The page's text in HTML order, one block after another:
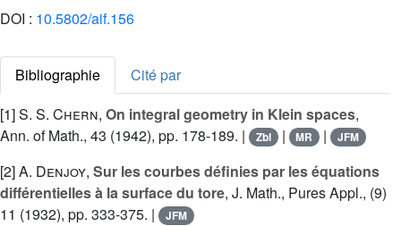
DOI : 10.5802/aif.156
Bibliographie
Cité par
[1]S. S. Chern, On integral geometry in Klein spaces,
Ann. of Math., 43 (1942), pp. 178-189. |
Zbl | MR | JFM
[2]A. Denjoy, Sur les courbes définies par les équations
différentielles à la surface du tore, J. Math., Pures Appl., (9)
11 (1932), pp. 333-375. |
JFM